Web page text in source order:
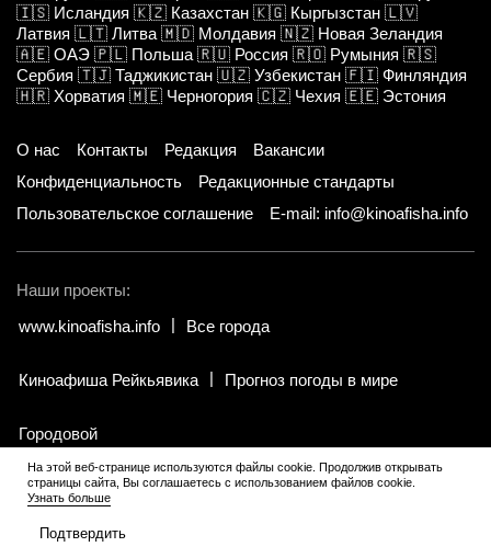
🇮🇸 Исландия 🇰🇿 Казахстан 🇰🇬 Кыргызстан 🇱🇻
Латвия 🇱🇹 Литва 🇲🇩 Молдавия 🇳🇿 Новая Зеландия
🇦🇪 ОАЭ 🇵🇱 Польша 🇷🇺 Россия 🇷🇴 Румыния 🇷🇸
Сербия 🇹🇯 Таджикистан 🇺🇿 Узбекистан 🇫🇮 Финляндия
🇭🇷 Хорватия 🇲🇪 Черногория 🇨🇿 Чехия 🇪🇪 Эстония
О нас Контакты Редакция
Вакансии
Конфиденциальность
Редакционные стандарты
Пользовательское соглашение
E-mail: info@kinoafisha.info
Наши проекты:
www.kinoafisha.info
Все города
Киноафиша Рейкьявика Прогноз погоды в мире
Городовой
© 2002-2026 Все права и материалы принадлежат «Киноафиша».
Копирование информации только с письменного разрешения
редакции.
На этой веб-странице используются файлы cookie. Продолжив открывать
страницы сайта, Вы соглашаетесь с использованием файлов cookie.
Узнать больше
Подтвердить